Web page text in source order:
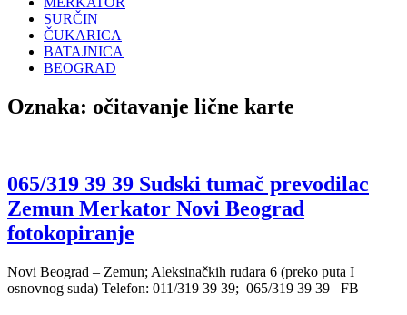
SURČIN
ČUKARICA
BATAJNICA
BEOGRAD
Oznaka: očitavanje lične karte
065/319 39 39 Sudski tumač prevodilac
Zemun Merkator Novi Beograd
fotokopiranje
Novi Beograd – Zemun; Aleksinačkih rudara 6 (preko puta I
osnovnog suda) Telefon: 011/319 39 39; 065/319 39 39 FB